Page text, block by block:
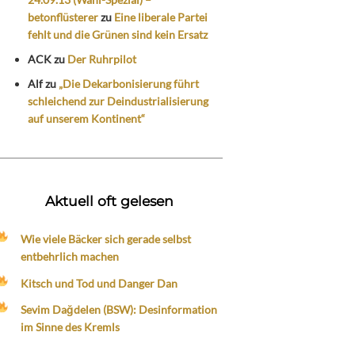
betonflüstererzu Eine liberale Partei
fehlt und die Grünen sind kein Ersatz
ACKzu Der Ruhrpilot
Alfzu „Die Dekarbonisierung führt
schleichend zur Deindustrialisierung
auf unserem Kontinent“
Aktuell oft gelesen
Wie viele Bäcker sich gerade selbst
entbehrlich machen
Kitsch und Tod und Danger Dan
Sevim Dağdelen (BSW): Desinformation
im Sinne des Kremls